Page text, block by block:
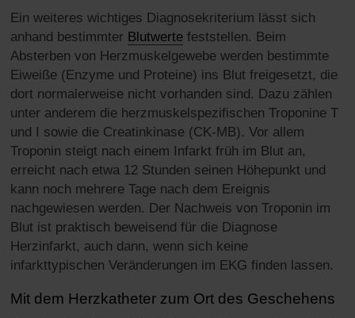
Ein weiteres wichtiges Diagnosekriterium lässt sich
anhand bestimmter Blutwerte feststellen. Beim
Absterben von Herzmuskelgewebe werden bestimmte
Eiweiße (Enzyme und Proteine) ins Blut freigesetzt, die
dort normalerweise nicht vorhanden sind. Dazu zählen
unter anderem die herzmuskelspezifischen Troponine T
und I sowie die Creatinkinase (CK-MB). Vor allem
Troponin steigt nach einem Infarkt früh im Blut an,
erreicht nach etwa 12 Stunden seinen Höhepunkt und
kann noch mehrere Tage nach dem Ereignis
nachgewiesen werden. Der Nachweis von Troponin im
Blut ist praktisch beweisend für die Diagnose
Herzinfarkt, auch dann, wenn sich keine
infarkttypischen Veränderungen im EKG finden lassen.
Mit dem Herzkatheter zum Ort des Geschehens